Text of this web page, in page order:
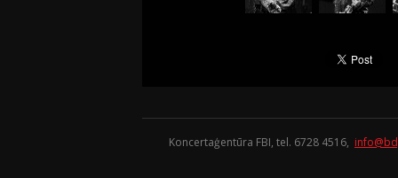
Koncertaģentūra FBI, tel. 6728 4516,